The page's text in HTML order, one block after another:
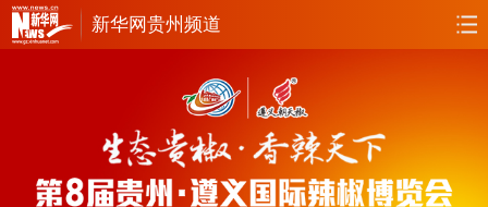
新华网贵州频道
政务
乡村振兴 大数据
视频 直播 访谈 专题